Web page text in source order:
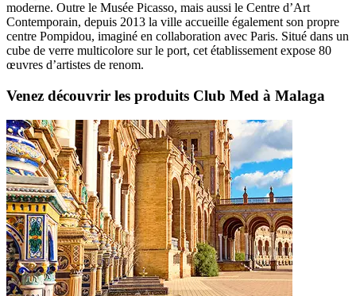
moderne. Outre le Musée Picasso, mais aussi le Centre d’Art
Contemporain, depuis 2013 la ville accueille également son propre
centre Pompidou, imaginé en collaboration avec Paris. Situé dans un
cube de verre multicolore sur le port, cet établissement expose 80
œuvres d’artistes de renom.
Venez découvrir les produits Club Med à Malaga